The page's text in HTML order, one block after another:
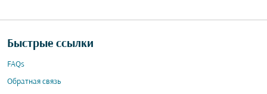
Быстрые ссылки
FAQs
Обратная связь